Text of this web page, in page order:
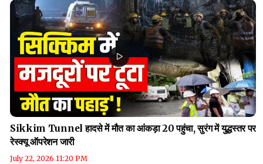
Sikkim Tunnel हादसे में मौत का आंकड़ा 20 पहुंचा, सुरंग में युद्धस्तर पर
रेस्क्यू ऑपरेशन जारी
July 22, 2026 11:20 PM